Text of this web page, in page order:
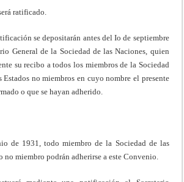
ratificado.
se depositarán antes del Io de septiembre
General de la Sociedad de las Naciones, quien
su recibo a todos los miembros de la Sociedad
Estados no miembros en cuyo nombre el presente
o que se hayan adherido.
de 1931, todo miembro de la Sociedad de las
no miembro podrán adherirse a este Convenio.